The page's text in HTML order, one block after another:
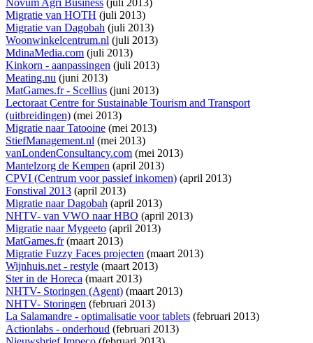
Novum Agri Business (juli 2013)
Migratie van HOTH (juli 2013)
Migratie van Dagobah (juli 2013)
Woonwinkelcentrum.nl (juli 2013)
MdinaMedia.com (juli 2013)
Kinkorn - aanpassingen (juli 2013)
Meating.nu (juni 2013)
MatGames.fr - Scellius (juni 2013)
Lectoraat Centre for Sustainable Tourism and Transport
(uitbreidingen) (mei 2013)
Migratie naar Tatooine (mei 2013)
StiefManagement.nl (mei 2013)
vanLondenConsultancy.com (mei 2013)
Mantelzorg de Kempen (april 2013)
CPVI (Centrum voor passief inkomen) (april 2013)
Fonstival 2013 (april 2013)
Migratie naar Dagobah (april 2013)
NHTV- van VWO naar HBO (april 2013)
Migratie naar Mygeeto (april 2013)
MatGames.fr(maart 2013)
Migratie Fuzzy Faces projecten (maart 2013)
Wijnhuis.net - restyle (maart 2013)
Ster in de Horeca (maart 2013)
NHTV- Storingen (Agent) (maart 2013)
NHTV- Storingen (februari 2013)
La Salamandre - optimalisatie voor tablets (februari 2013)
Actionlabs - onderhoud (februari 2013)